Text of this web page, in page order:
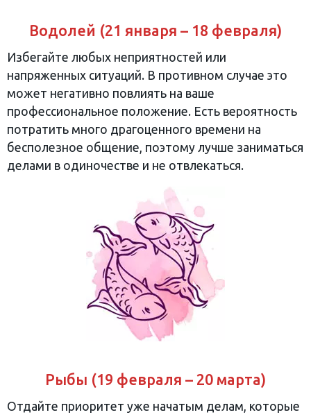
Водолей (21 января – 18 февраля)
Избегайте любых неприятностей или
напряженных ситуаций. В противном случае это
может негативно повлиять на ваше
профессиональное положение. Есть вероятность
потратить много драгоценного времени на
бесполезное общение, поэтому лучше заниматься
делами в одиночестве и не отвлекаться.
Рыбы (19 февраля – 20 марта)
Отдайте приоритет уже начатым делам, которые